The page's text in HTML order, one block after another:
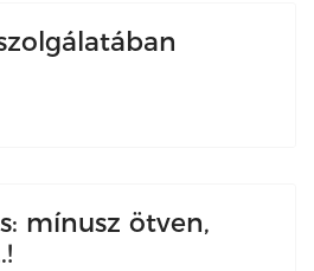
mínusz ötven,